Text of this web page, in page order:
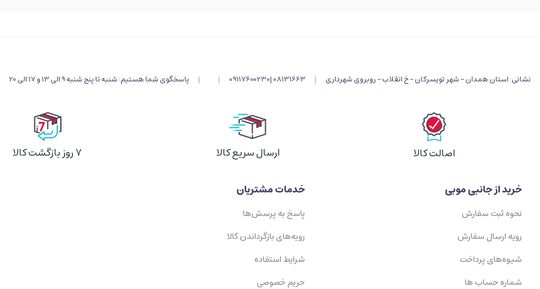
نشانی: استان همدان - شهر تویسرکان - خ انقلاب - روبروی شهرداری |
08131663 |
09117600230
|
| پاسخگوی شما هستیم: شنبه تا پنج شنبه 9 الی 13 و 17 الی 20
اصالت کالا ارسال سریع کالا ۷ روز بازگشت کالا
خرید از جانبی موبی
نحوه ثبت سفارش
رویه ارسال سفارش
شیوه‌های پرداخت
شماره حساب ها
خدمات مشتریان
پاسخ به پرسش‌ها
رویه‌های بازگرداندن کالا
شرایط استفاده
حریم خصوصی